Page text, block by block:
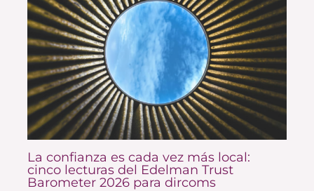
La confianza es cada vez más local:
cinco lecturas del Edelman Trust
Barometer 2026 para dircoms